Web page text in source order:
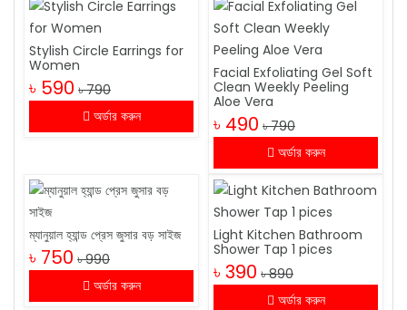
Stylish Circle Earrings for
Women
৳ 590 ৳ 790
অর্ডার করুন
Facial Exfoliating Gel Soft
Clean Weekly Peeling
Aloe Vera
৳ 490 ৳ 790
অর্ডার করুন
ম্যানুয়াল হ্যান্ড প্রেস জুসার বড় সাইজ
৳ 750 ৳ 990
অর্ডার করুন
Light Kitchen Bathroom
Shower Tap 1 pices
৳ 390 ৳ 890
অর্ডার করুন